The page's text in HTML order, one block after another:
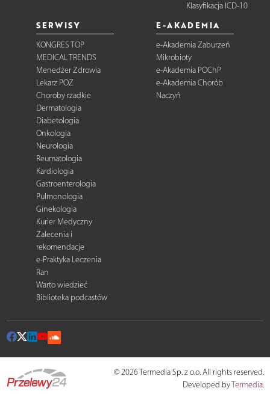
Klasyfikacja ICD-10
SERWISY
KONGRES TOP
MEDICAL TRENDS
Menedżer Zdrowia
Lekarz POZ
Choroby rzadkie
Dermatologia
Diabetologia
Onkologia
Neurologia
Reumatologia
Kardiologia
Gastroenterologia
Pulmonologia
Ginekologia
Kurier Medyczny
Zalecenia i
rekomendacje
e-Praktyka Leczenia
Ran
Warto wiedzieć
Biblioteka podcastów
E-AKADEMIA
e-Akademia Zaburzeń
Mikrobioty
e-Akademia POChP
e-Akademia Chorób
Naczyń
© 2026 Termedia Sp. z o.o. All rights reserved.
Developed byTermedia.